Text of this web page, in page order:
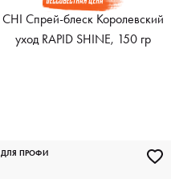
CHI Спрей-блеск Королевский
уход RAPID SHINE, 150 гр
ДЛЯ ПРОФИ